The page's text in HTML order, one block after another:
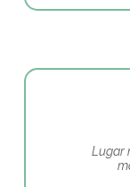
Lugar